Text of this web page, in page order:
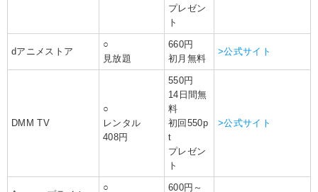
プレゼン
ト
dアニメストア
○
見放題
660円
初月無料
>公式サイト
DMM TV
○
レンタル
408円
550円
14日間無
料
初回550p
t
プレゼン
ト
>公式サイト
○
600円～